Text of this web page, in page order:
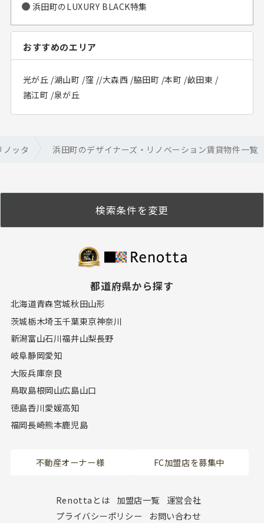
浜田町のLUXURY BLACK特集
おすすめのエリア
光が丘 /湖山町 /窪 //大森西 /脇田町 /本町 /畝田東 /
諸江町 /泉が丘
ッタ 浜田町のデザイナーズ・リノベーション賃貸物件一覧
検索条件を変更
都道府県から探す
北海道青森宮城秋田山形
茨城栃木埼玉千葉東京神奈川
新潟富山石川福井山梨長野
岐阜静岡愛知
大阪兵庫奈良
鳥取島根岡山広島山口
徳島香川愛媛高知
福岡長崎熊本鹿児島
不動産オーナー様 FC加盟店を募集中
Renottaとは 加盟店一覧
運営会社
プライバシーポリシー
お問い合わせ